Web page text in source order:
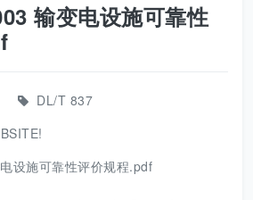
输变电设施可靠性
DL/T 837
设施可靠性评价规程.pdf